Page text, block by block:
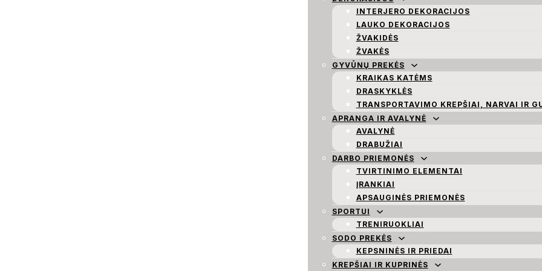
INTERJERO DEKORACIJOS
LAUKO DEKORACIJOS
ŽVAKIDĖS
ŽVAKĖS
GYVŪNŲ PREKĖS
KRAIKAS KATĖMS
DRASKYKLĖS
TRANSPORTAVIMO KREPŠIAI, NARVAI IR
APRANGA IR AVALYNĖ
AVALYNĖ
DRABUŽIAI
DARBO PRIEMONĖS
TVIRTINIMO ELEMENTAI
ĮRANKIAI
APSAUGINĖS PRIEMONĖS
SPORTUI
TRENIRUOKLIAI
SODO PREKĖS
KEPSNINĖS IR PRIEDAI
KREPŠIAI IR KUPRINĖS